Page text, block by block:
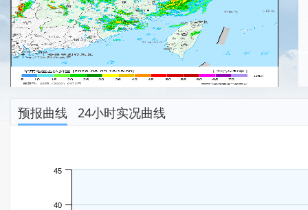
预报曲线 24小时实况曲线
40
45